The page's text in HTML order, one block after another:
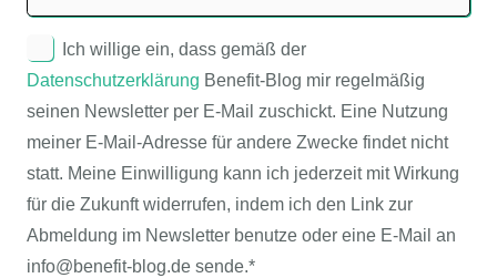
Ich willige ein, dass gemäß der
Datenschutzerklärung Benefit-Blog mir regelmäßig
seinen Newsletter per E-Mail zuschickt. Eine Nutzung
meiner E-Mail-Adresse für andere Zwecke findet nicht
statt. Meine Einwilligung kann ich jederzeit mit Wirkung
für die Zukunft widerrufen, indem ich den Link zur
Abmeldung im Newsletter benutze oder eine E-Mail an
info@benefit-blog.de sende.*